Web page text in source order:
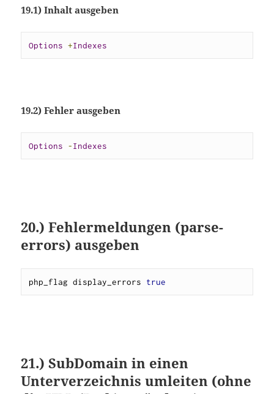
19.1) Inhalt ausgeben
Options +Indexes
19.2) Fehler ausgeben
Options -Indexes
20.) Fehlermeldungen (parse-
errors) ausgeben
php_flag display_errors true
21.) SubDomain in einen
Unterverzeichnis umleiten (ohne